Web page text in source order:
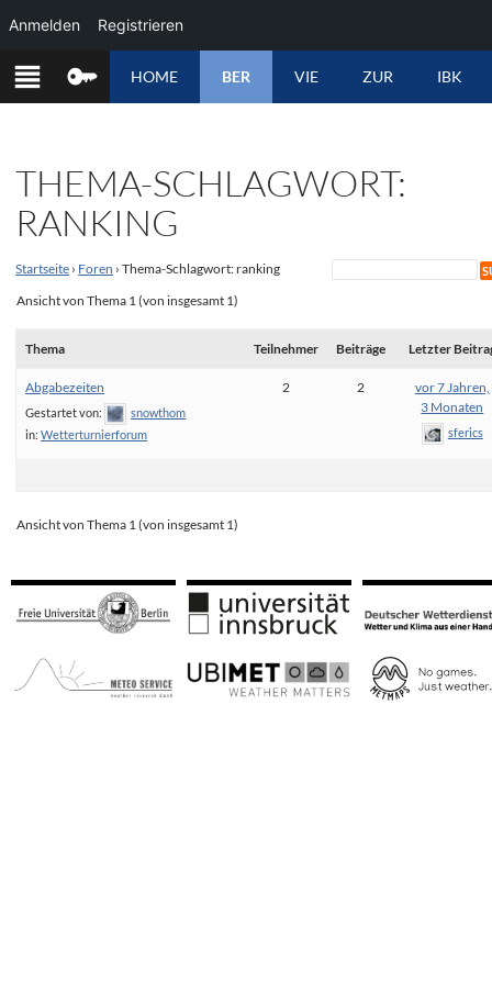
ZUM
INHALT
HOME BER VIE ZUR IBK
THEMA-SCHLAGWORT:
RANKING
Startseite › Foren › Thema-Schlagwort: ranking
Ansicht von Thema 1 (von insgesamt 1)
Thema Teilnehmer Beiträge Letzter
Abgabezeiten
Gestartet von:
snowthom
in:Wetterturnierforum
2 2
vor 7 Jahren,
3 Monaten
sferics
Ansicht von Thema 1 (von insgesamt 1)
Anmelden Registrieren